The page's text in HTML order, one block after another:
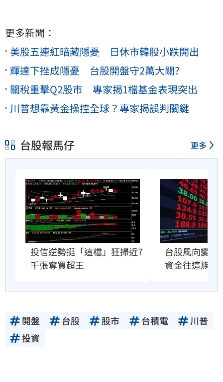
更多新聞：
美股五連紅暗藏隱憂 日休市韓股小跌開出
輝達下挫成隱憂 台股開盤守2萬大關?
關稅重擊Q2股市 專家揭1檔基金表現突出
川普想靠黃金操控全球？專家揭誤判關鍵
台股報馬仔 更多
投信逆勢挺「這檔」狂掃近7
千張奪買超王
台股風向變了
資金往這族群
開盤 台股 股市 台積電
川普
投資